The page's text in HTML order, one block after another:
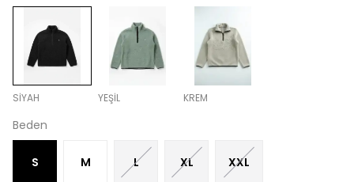
SİYAH YEŞİL KREM
Beden
S M L XL XXL